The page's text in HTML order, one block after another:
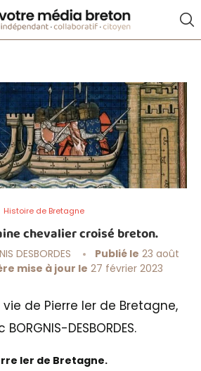
Histoire de Bretagne
chevalier croisé breton.
DESBORDES Publié le 23 août
mise à jour le 27 février 2023
de Pierre Ier de Bretagne,
DESBORDES.
Ier de Bretagne.